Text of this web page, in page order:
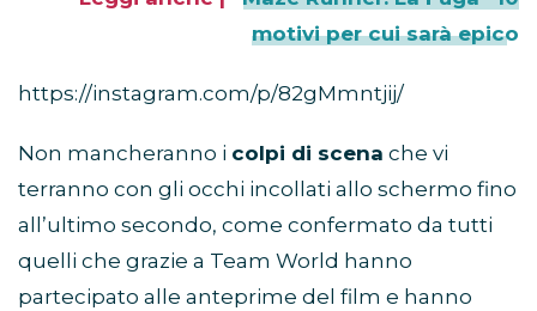
motivi per cui sarà epico
https://instagram.com/p/82gMmntjij/
Non mancheranno i colpi di scena che vi
terranno con gli occhi incollati allo schermo fino
all’ultimo secondo, come confermato da tutti
quelli che grazie a Team World hanno
partecipato alle anteprime del film e hanno